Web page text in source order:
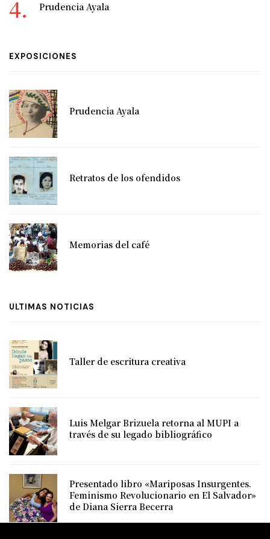
Prudencia Ayala
EXPOSICIONES
Prudencia Ayala
Retratos de los ofendidos
Memorias del café
ULTIMAS NOTICIAS
Taller de escritura creativa
Luis Melgar Brizuela retorna al MUPI a
través de su legado bibliográfico
Presentado libro «Mariposas Insurgentes.
Feminismo Revolucionario en El Salvador»
de Diana Sierra Becerra